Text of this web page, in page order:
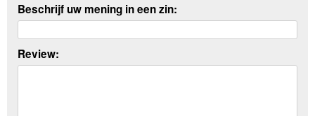
Beschrijf uw mening in een zin:
Review: